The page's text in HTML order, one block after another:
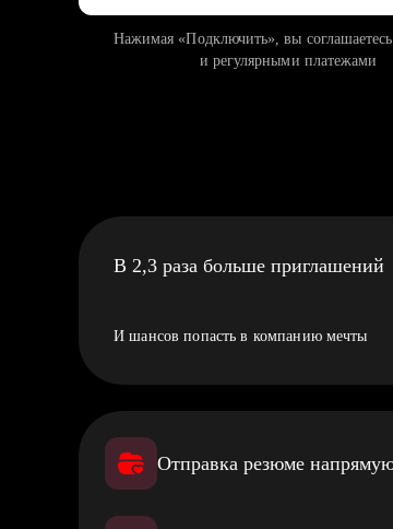
Нажимая «Подключить», вы соглашаетесь
и регулярными платежами
В 2,3 раза больше приглашений
И шансов попасть в компанию мечты
Отправка резюме